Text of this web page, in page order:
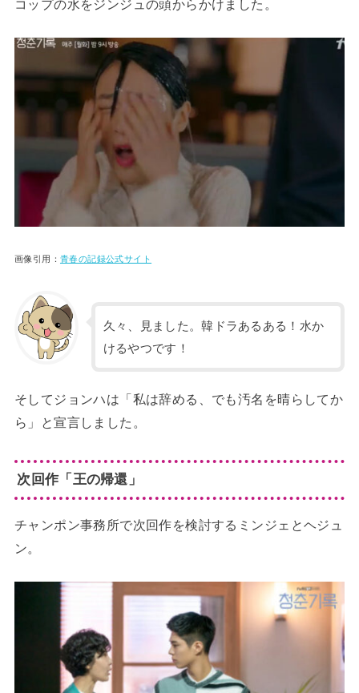
コップの水をジンジュの頭からかけました。
画像引用： 青春の記録公式サイト
久々、見ました。韓ドラあるある！水か
けるやつです！
そしてジョンハは「私は辞める、でも汚名を晴らしてか
ら」と宣言しました。
次回作「王の帰還」
チャンポン事務所で次回作を検討するミンジェとヘジュ
ン。